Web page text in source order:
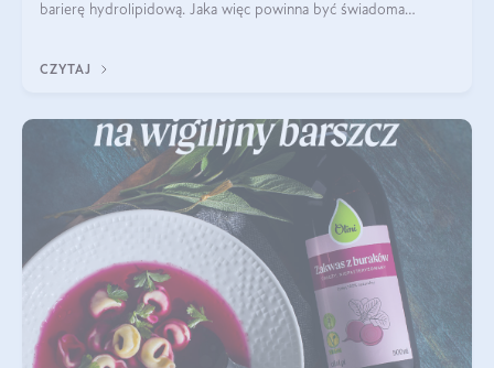
barierę hydrolipidową. Jaka więc powinna być świadoma
CZYTAJ